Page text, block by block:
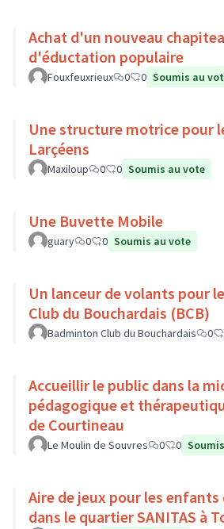
Achat d'un nouveau
d'éductation populaire
Fouxfeuxrieux 0 0 Soumis au
Une structure motrice pour
Larçéens
Maxiloup 0 0 Soumis au vote
Une Buvette Mobile
guary 0 0 Soumis au vote
Un lanceur de volants pour
Club du Bouchardais (BCB)
Badminton Club du Bouchardais 0
Accueillir le public dans la
pédagogique et
de Courtineau
Le Moulin de Souvres 0 0
Aire de jeux pour les enfants
dans le quartier SANITAS à